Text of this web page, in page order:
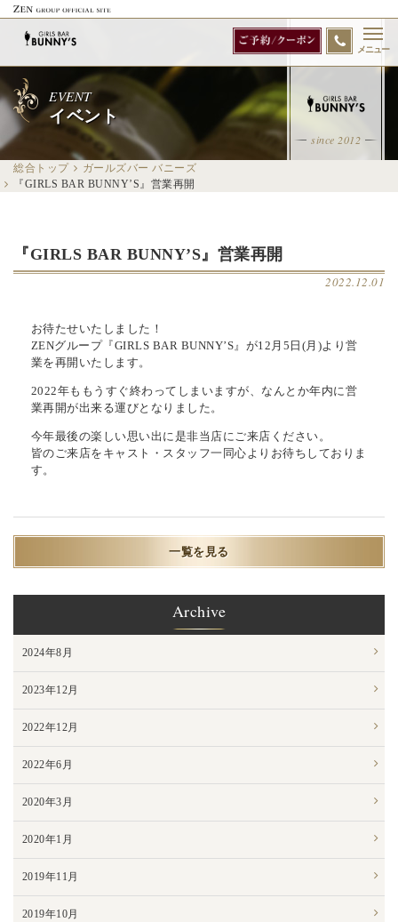
メニュー
since 2012
EVENT
イベント
総合トップ
ガールズバー バニーズ
『GIRLS BAR BUNNY’S』営業再開
『GIRLS BAR BUNNY’S』営業再開
2022.12.01
お待たせいたしました！
ZENグループ『GIRLS BAR BUNNY’S』が12月5日(月)より営
業を再開いたします。
2022年ももうすぐ終わってしまいますが、なんとか年内に営
業再開が出来る運びとなりました。
今年最後の楽しい思い出に是非当店にご来店ください。
皆のご来店をキャスト・スタッフ一同心よりお待ちしておりま
す。
一覧を見る
Archive
2024年8月
2023年12月
2022年12月
2022年6月
2020年3月
2020年1月
2019年11月
2019年10月